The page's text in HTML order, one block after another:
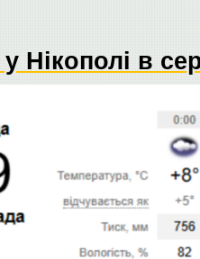
Нікополі в